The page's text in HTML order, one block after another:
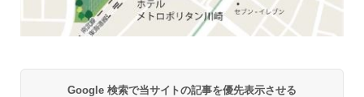
Google 検索で当サイトの記事を優先表示させる